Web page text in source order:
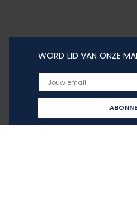
WORD LID VAN ONZE